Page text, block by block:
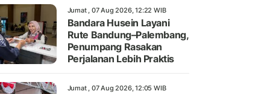
Jumat , 07 Aug 2026, 12:22 WIB
Bandara Husein Layani
Rute Bandung–Palembang,
Penumpang Rasakan
Perjalanan Lebih Praktis
Jumat , 07 Aug 2026, 12:05 WIB